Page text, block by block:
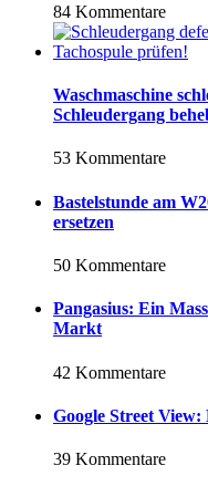
84 Kommentare
Waschmaschine
Schleudergang
53 Kommentare
Bastelstunde am
ersetzen
50 Kommentare
Pangasius: Ein
Markt
42 Kommentare
Google Street
39 Kommentare